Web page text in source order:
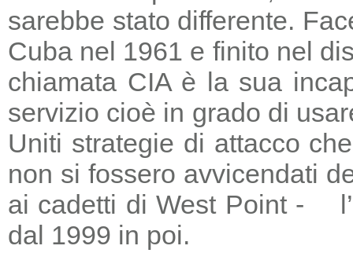
sarebbe stato differente.
Cuba nel 1961 e finito nel
chiamata CIA è la sua
servizio cioè in grado di
Uniti strategie di attacco
non si fossero avvicendati
ai cadetti di West Point - l’
dal 1999 in poi.